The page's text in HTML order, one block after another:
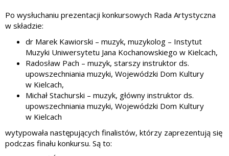
Po wysłuchaniu prezentacji konkursowych Rada Artystyczna
w składzie:
dr Marek Kawiorski – muzyk, muzykolog – Instytut
Muzyki Uniwersytetu Jana Kochanowskiego w Kielcach,
Radosław Pach – muzyk, starszy instruktor ds.
upowszechniania muzyki, Wojewódzki Dom Kultury
w Kielcach,
Michał Stachurski – muzyk, główny instruktor ds.
upowszechniania muzyki, Wojewódzki Dom Kultury
w Kielcach
wytypowała następujących finalistów, którzy zaprezentują się
podczas finału konkursu. Są to: